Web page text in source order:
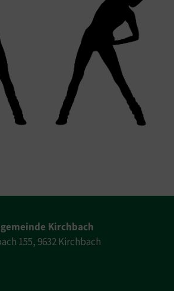
Kirchbach
155, 9632 Kirchbach